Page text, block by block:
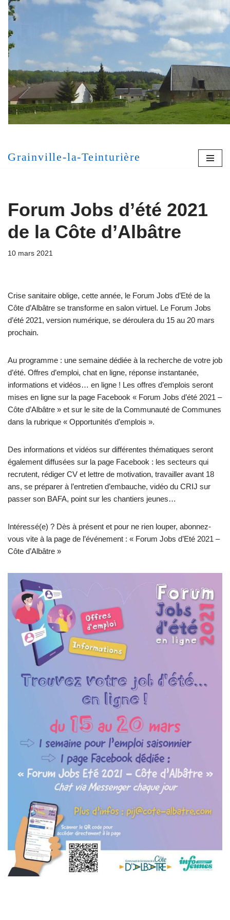
Aller
au
contenu
Grainville-la-Teinturière
Forum Jobs d’été 2021
de la Côte d’Albâtre
10 mars 2021
Crise sanitaire oblige, cette année, le Forum Jobs d’Eté de la
Côte d’Albâtre se transforme en salon virtuel. Le Forum Jobs
d’été 2021, version numérique, se déroulera du 15 au 20 mars
prochain.
Au programme : une semaine dédiée à la recherche de votre job
d’été. Offres d’emploi, chat en ligne, réponse instantanée,
informations et vidéos… en ligne ! Les offres d’emplois seront
mises en ligne sur la page Facebook « Forum Jobs d’été 2021 –
Côte d’Albâtre » et sur le site de la Communauté de Communes
dans la rubrique « Opportunités d’emplois ».
Des informations et vidéos sur différentes thématiques seront
également diffusées sur la page Facebook : les secteurs qui
recrutent, rédiger CV et lettre de motivation, travailler avant 18
ans, se préparer à l’entretien d’embauche, vidéo du CRIJ sur
passer son BAFA, point sur les chantiers jeunes…
Intéressé(e) ? Dès à présent et pour ne rien louper, abonnez-
vous vite à la page de l’événement : « Forum Jobs d’Eté 2021 –
Côte d’Albâtre »